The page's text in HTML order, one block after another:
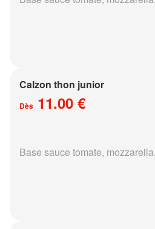
Calzon thon junior
Dès 11.00 €
Base sauce tomate,